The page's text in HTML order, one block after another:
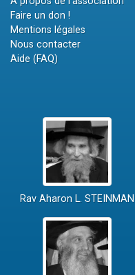
Faire un don !
Mentions légales
Nous contacter
Aide (FAQ)
Rav Aharon L. STEINMAN